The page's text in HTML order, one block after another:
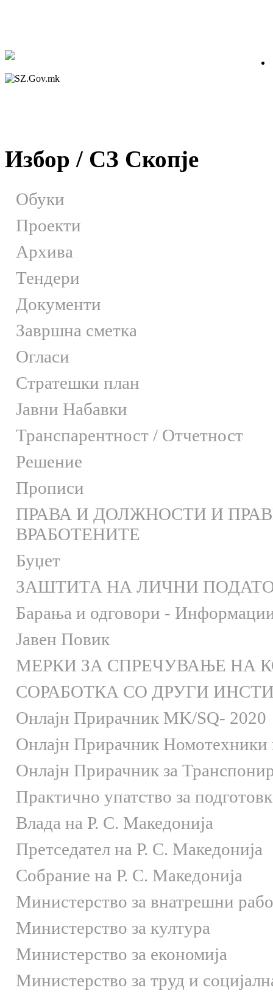
Избор / СЗ Скопје
Обуки
Проекти
Архива
Тендери
Документи
Завршна сметка
Огласи
Стратешки план
Јавни Набавки
Транспарентност / Отчетност
Решение
Прописи
ПРАВА И ДОЛЖНОСТИ И
ВРАБОТЕНИТЕ
Буџет
ЗАШТИТА НА ЛИЧНИ
Барања и одговори - Информации
Јавен Повик
МЕРКИ ЗА СПРЕЧУВАЊЕ НА
СОРАБОТКА СО ДРУГИ
Онлaјн Прирачник MK/SQ- 2020
Онлаjн Прирачник Номотехники
Онлаjн Прирачник за
Практично упатство за
Влада на Р. С. Македонија
Претседател на Р. С. Македонија
Собрание на Р. С. Македонија
Министерство за внатрешни
Министерство за култура
Министерство за економија
Министерство за труд и